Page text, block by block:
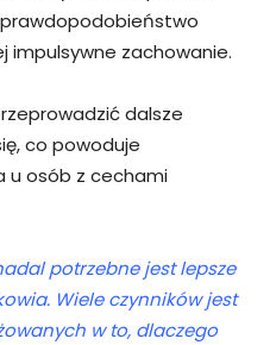
prawdopodobieństwo
impulsywne zachowanie.
dalsze
co powoduje
u osób z cechami
potrzebne jest lepsze
Wiele czynników jest
w to, dlaczego